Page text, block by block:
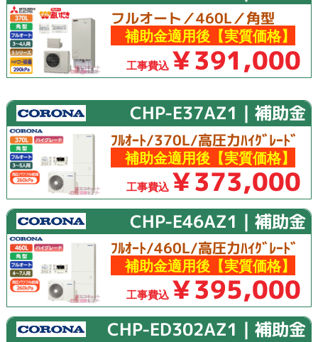
フルオート／460L／角型
補助金適用後【実質価格】
工事費込 ￥391,000
CHP-E37AZ1｜補助金
ﾌﾙｵｰﾄ/370L/高圧力ﾊｲｸﾞﾚｰﾄﾞ
補助金適用後【実質価格】
工事費込 ￥373,000
CHP-E46AZ1｜補助金
ﾌﾙｵｰﾄ/460L/高圧力ﾊｲｸﾞﾚｰﾄﾞ
補助金適用後【実質価格】
工事費込 ￥395,000
CHP-ED302AZ1｜補助金